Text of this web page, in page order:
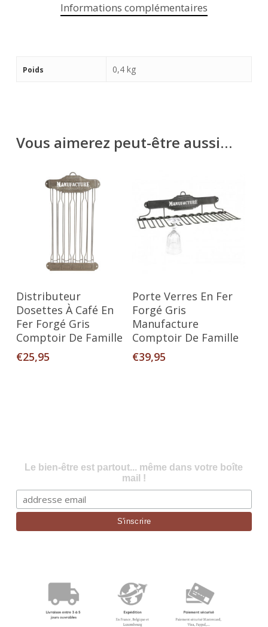
Informations complémentaires
Poids 0,4 kg
Vous aimerez peut-être aussi…
Ajouter Au Panier
Distributeur
Dosettes À Café En
Fer Forgé Gris
Comptoir De Famille
€25,95
Ajouter Au Panier
Porte Verres En Fer
Forgé Gris
Manufacture
Comptoir De Famille
€39,95
Le bien-être est partout... même dans votre boîte
mail !